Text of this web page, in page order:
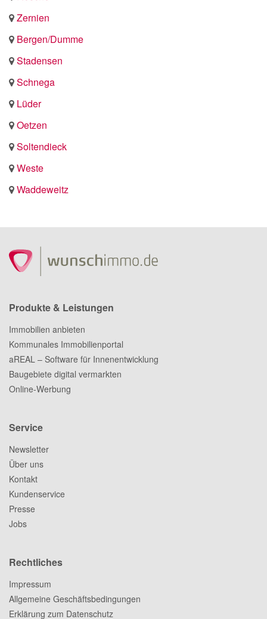
Zernien
Bergen/Dumme
Stadensen
Schnega
Lüder
Oetzen
Soltendieck
Weste
Waddeweitz
Produkte & Leistungen
Immobilien anbieten
Kommunales Immobilienportal
aREAL – Software für Innenentwicklung
Baugebiete digital vermarkten
Online-Werbung
Service
Newsletter
Über uns
Kontakt
Kundenservice
Presse
Jobs
Rechtliches
Impressum
Allgemeine Geschäftsbedingungen
Erklärung zum Datenschutz